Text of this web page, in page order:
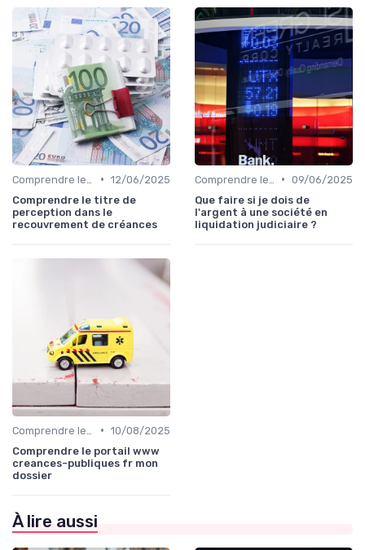
• 12/06/2025
Comprendre le titre de
perception dans le
recouvrement de créances
• 09/06/2025
Que faire si je dois de
l'argent à une société en
liquidation judiciaire ?
• 10/08/2025
Comprendre le portail www
creances-publiques fr mon
dossier
À lire aussi